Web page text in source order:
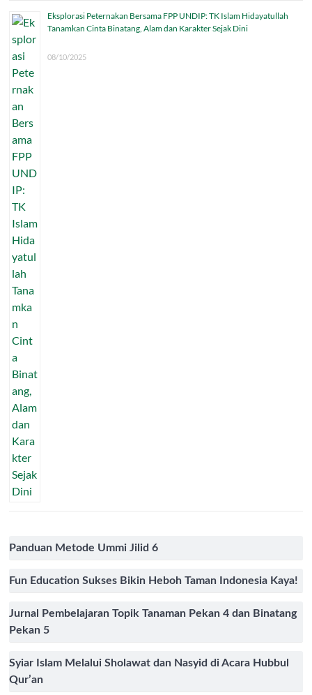
Eksplorasi Peternakan Bersama FPP UNDIP: TK Islam Hidayatullah
Tanamkan Cinta Binatang, Alam dan Karakter Sejak Dini
08/10/2025
Panduan Metode Ummi Jilid 6
Fun Education Sukses Bikin Heboh Taman Indonesia Kaya!
Jurnal Pembelajaran Topik Tanaman Pekan 4 dan Binatang
Pekan 5
Syiar Islam Melalui Sholawat dan Nasyid di Acara Hubbul
Qur’an